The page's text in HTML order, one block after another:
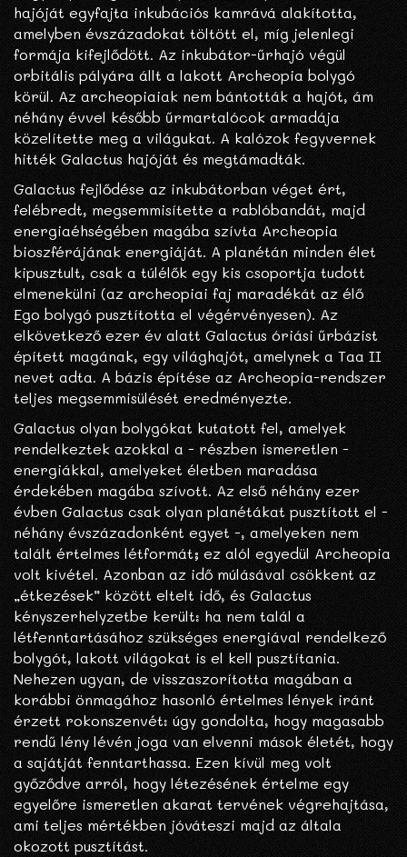
hajóját egyfajta inkubációs kamrává alakította,
amelyben évszázadokat töltött el, míg jelenlegi
formája kifejlődött. Az inkubátor-űrhajó végül
orbitális pályára állt a lakott Archeopia bolygó
körül. Az archeopiaiak nem bántották a hajót, ám
néhány évvel később űrmartalócok armadája
közelítette meg a világukat. A kalózok fegyvernek
hitték Galactus hajóját és megtámadták.
Galactus fejlődése az inkubátorban véget ért,
felébredt, megsemmisítette a rablóbandát, majd
energiaéhségében magába szívta Archeopia
bioszférájának energiáját. A planétán minden élet
kipusztult, csak a túlélők egy kis csoportja tudott
elmenekülni (az archeopiai faj maradékát az élő
Ego bolygó pusztította el végérvényesen). Az
elkövetkező ezer év alatt Galactus óriási űrbázist
épített magának, egy világhajót, amelynek a Taa II
nevet adta. A bázis építése az Archeopia-rendszer
teljes megsemmisülését eredményezte.
Galactus olyan bolygókat kutatott fel, amelyek
rendelkeztek azokkal a - részben ismeretlen -
energiákkal, amelyeket életben maradása
érdekében magába szívott. Az első néhány ezer
évben Galactus csak olyan planétákat pusztított el -
néhány évszázadonként egyet -, amelyeken nem
talált értelmes létformát; ez alól egyedül Archeopia
volt kivétel. Azonban az idő múlásával csökkent az
„étkezések” között eltelt idő, és Galactus
kényszerhelyzetbe került: ha nem talál a
létfenntartásához szükséges energiával rendelkező
bolygót, lakott világokat is el kell pusztítania.
Nehezen ugyan, de visszaszorította magában a
korábbi önmagához hasonló értelmes lények iránt
érzett rokonszenvét: úgy gondolta, hogy magasabb
rendű lény lévén joga van elvenni mások életét, hogy
a sajátját fenntarthassa. Ezen kívül meg volt
győződve arról, hogy létezésének értelme egy
egyelőre ismeretlen akarat tervének végrehajtása,
ami teljes mértékben jóváteszi majd az általa
okozott pusztítást.